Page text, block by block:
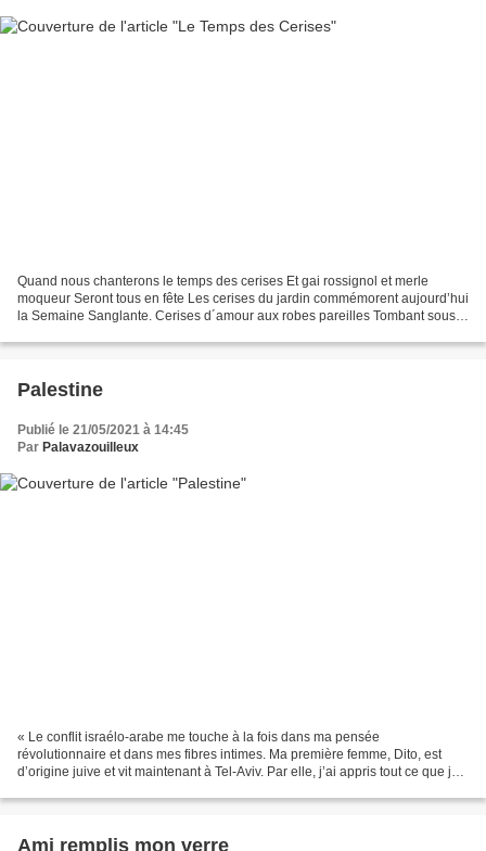
Quand nous chanterons le temps des cerises Et gai rossignol et merle
moqueur Seront tous en fête Les cerises du jardin commémorent aujourd’hui
la Semaine Sanglante. Cerises d´amour aux robes pareilles Tombant sous
Palestine
Publié le 21/05/2021 à 14:45
Par Palavazouilleux
« Le conflit israélo-arabe me touche à la fois dans ma pensée
révolutionnaire et dans mes fibres intimes. Ma première femme, Dito, est
d’origine juive et vit maintenant à Tel-Aviv. Par elle, j’ai appris tout ce que je
Ami remplis mon verre